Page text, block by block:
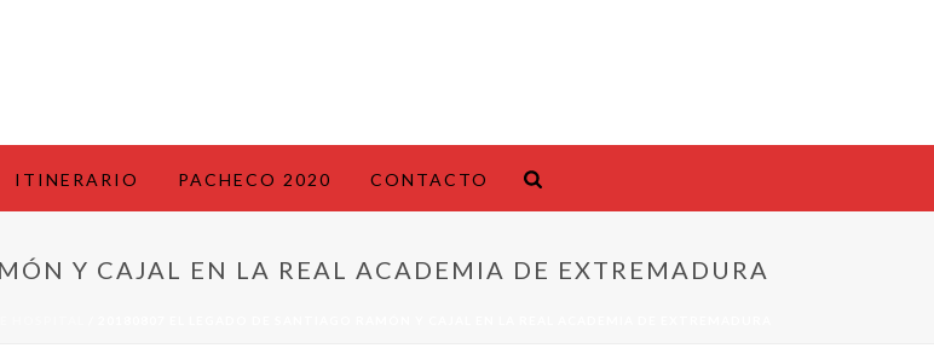
ITINERARIO PACHECO 2020 CONTACTO
Y CAJAL EN LA REAL ACADEMIA DE EXTREMADURA